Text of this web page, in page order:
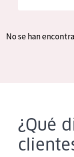
Crema de día
Crema de
Spanish
No se han
¿Qué